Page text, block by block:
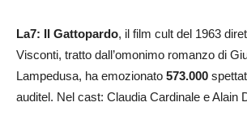
La7: Il Gattopardo, il film cult del 1963
Visconti, tratto dall’omonimo romanzo di
Lampedusa, ha emozionato 573.000
auditel. Nel cast: Claudia Cardinale e Alain